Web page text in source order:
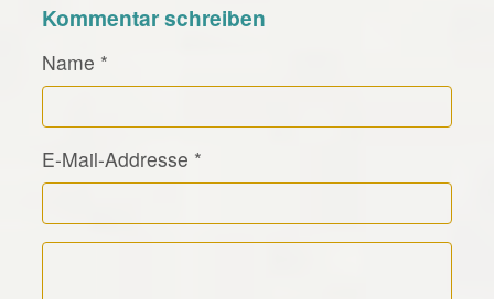
Kommentar schreiben
Name *
E-Mail-Addresse *
Kommentar Text